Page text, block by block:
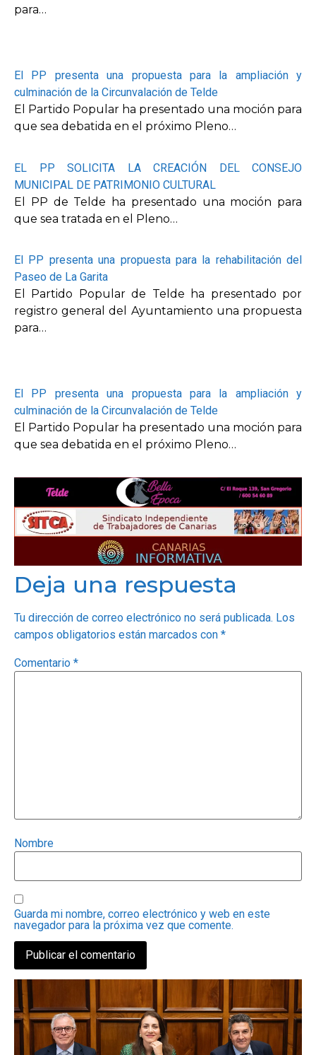
para…
El PP presenta una propuesta para la ampliación y
culminación de la Circunvalación de Telde
El Partido Popular ha presentado una moción para
que sea debatida en el próximo Pleno…
EL PP SOLICITA LA CREACIÓN DEL CONSEJO
MUNICIPAL DE PATRIMONIO CULTURAL
El PP de Telde ha presentado una moción para
que sea tratada en el Pleno…
El PP presenta una propuesta para la rehabilitación del
Paseo de La Garita
El Partido Popular de Telde ha presentado por
registro general del Ayuntamiento una propuesta
para…
El PP presenta una propuesta para la ampliación y
culminación de la Circunvalación de Telde
El Partido Popular ha presentado una moción para
que sea debatida en el próximo Pleno…
Deja una respuesta
Tu dirección de correo electrónico no será publicada. Los
campos obligatorios están marcados con *
Comentario *
Nombre
Guarda mi nombre, correo electrónico y web en este
navegador para la próxima vez que comente.